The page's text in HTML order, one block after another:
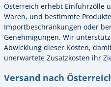
Österreich erhebt Einfuhrzölle
Waren, und bestimmte
Importbeschränkungen oder
Genehmigungen. Wir
Abwicklung dieser Kosten,
unerwartete Zusatzkosten ihr
Versand nach